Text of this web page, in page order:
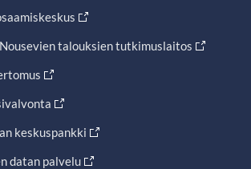
talouksien tutkimuslaitos
keskuspankki
datan palvelu